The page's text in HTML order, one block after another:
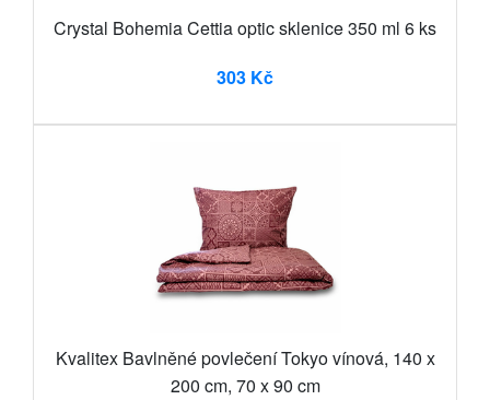
Crystal Bohemia Cettia optic sklenice 350 ml 6 ks
303 Kč
Kvalitex Bavlněné povlečení Tokyo vínová, 140 x
200 cm, 70 x 90 cm